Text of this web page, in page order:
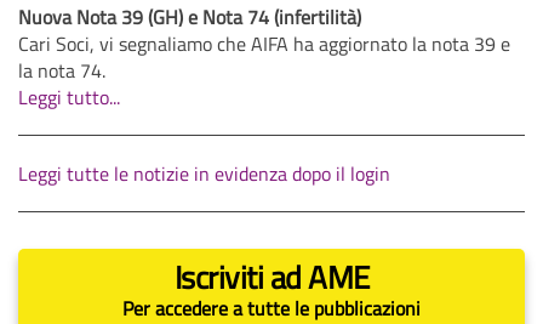
Nuova Nota 39 (GH) e Nota 74 (infertilità)
Cari Soci, vi segnaliamo che AIFA ha aggiornato la nota 39 e
la nota 74.
Leggi tutto...
Leggi tutte le notizie in evidenza dopo il login
Iscriviti ad AME
Per accedere a tutte le pubblicazioni